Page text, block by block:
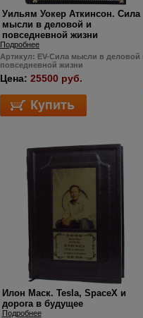
Уильям Уокер Аткинсон. Сила
мысли в деловой и
повседневной жизни
Подробнее
Артикул: EV-Сила мысли в деловой
повседневной жизни
Цена: 25500 руб.
Илон Маск. Tesla, SpaceX и
дорога в будущее
Подробнее